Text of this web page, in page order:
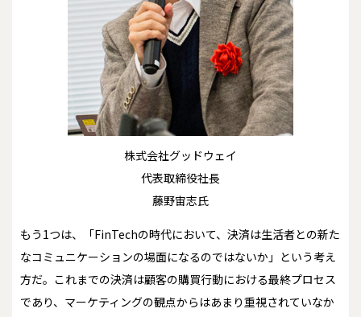
株式会社グッドウェイ
代表取締役社長
藤野宙志氏
もう1つは、「FinTechの時代において、決済は生活者との新た
なコミュニケーションの場面になるのではないか」という考え
方だ。これまでの決済は顧客の購買行動における最終プロセス
であり、マーケティングの観点からはあまり重視されていなか